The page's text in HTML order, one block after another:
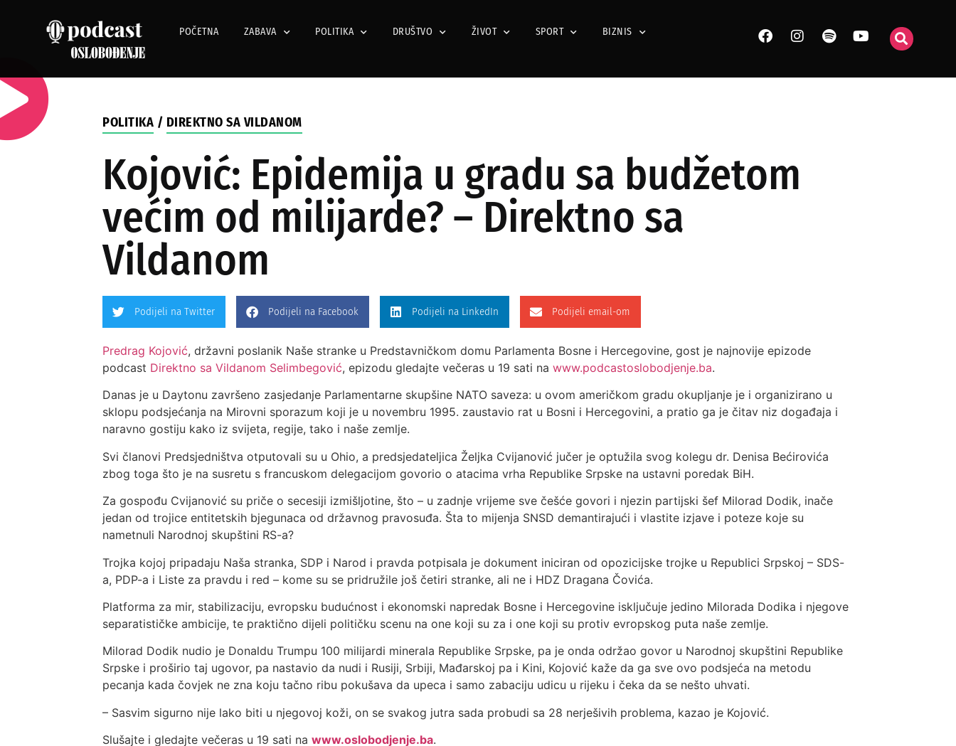
POČETNA ZABAVA POLITIKA DRUŠTVO ŽIVOT SPORT BIZNIS
POLITIKA / DIREKTNO SA VILDANOM
Kojović: Epidemija u gradu sa budžetom
većim od milijarde? – Direktno sa
Vildanom
Podijeli na Twitter Podijeli na Facebook Podijeli na LinkedIn Podijeli email-om
Predrag Kojović, državni poslanik Naše stranke u Predstavničkom domu Parlamenta Bosne i Hercegovine, gost je najnovije epizode
podcast Direktno sa Vildanom Selimbegović, epizodu gledajte večeras u 19 sati nawww.podcastoslobodjenje.ba.
Danas je u Daytonu završeno zasjedanje Parlamentarne skupšine NATO saveza: u ovom američkom gradu okupljanje je i organizirano u
sklopu podsjećanja na Mirovni sporazum koji je u novembru 1995. zaustavio rat u Bosni i Hercegovini, a pratio ga je čitav niz događaja i
naravno gostiju kako iz svijeta, regije, tako i naše zemlje.
Svi članovi Predsjedništva otputovali su u Ohio, a predsjedateljica Željka Cvijanović jučer je optužila svog kolegu dr. Denisa Bećirovića
zbog toga što je na susretu s francuskom delegacijom govorio o atacima vrha Republike Srpske na ustavni poredak BiH.
Za gospođu Cvijanović su priče o secesiji izmišljotine, što – u zadnje vrijeme sve češće govori i njezin partijski šef Milorad Dodik, inače
jedan od trojice entitetskih bjegunaca od državnog pravosuđa. Šta to mijenja SNSD demantirajući i vlastite izjave i poteze koje su
nametnuli Narodnoj skupštini RS-a?
Trojka kojoj pripadaju Naša stranka, SDP i Narod i pravda potpisala je dokument iniciran od opozicijske trojke u Republici Srpskoj – SDS-
a, PDP-a i Liste za pravdu i red – kome su se pridružile još četiri stranke, ali ne i HDZ Dragana Čovića.
Platforma za mir, stabilizaciju, evropsku budućnost i ekonomski napredak Bosne i Hercegovine isključuje jedino Milorada Dodika i njegove
separatističke ambicije, te praktično dijeli političku scenu na one koji su za i one koji su protiv evropskog puta naše zemlje.
Milorad Dodik nudio je Donaldu Trumpu 100 milijardi minerala Republike Srpske, pa je onda održao govor u Narodnoj skupštini Republike
Srpske i proširio taj ugovor, pa nastavio da nudi i Rusiji, Srbiji, Mađarskoj pa i Kini, Kojović kaže da ga sve ovo podsjeća na metodu
pecanja kada čovjek ne zna koju tačno ribu pokušava da upeca i samo zabaciju udicu u rijeku i čeka da se nešto uhvati.
– Sasvim sigurno nije lako biti u njegovoj koži, on se svakog jutra sada probudi sa 28 nerješivih problema, kazao je Kojović.
Slušajte i gledajte večeras u 19 sati nawww.oslobodjenje.ba.